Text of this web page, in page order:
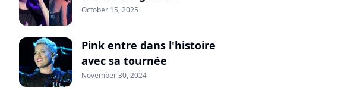
October 15, 2025
Pink entre dans l'histoire
avec sa tournée
November 30, 2024